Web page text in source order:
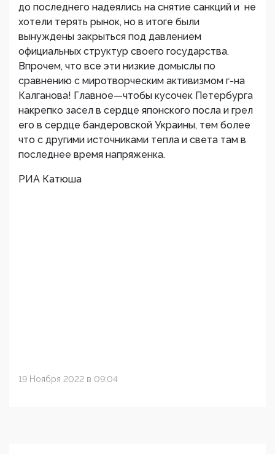
до последнего надеялись на снятие санкций и не
хотели терять рынок, но в итоге были
вынуждены закрыться под давлением
официальных структур своего государства.
Впрочем, что все эти низкие домыслы по
сравнению с миротворческим активизмом г-на
Калганова! Главное—чтобы кусочек Петербурга
накрепко засел в сердце японского посла и грел
его в сердце бандеровской Украины, тем более
что с другими источниками тепла и света там в
последнее время напряженка.
РИА Катюша
19 Ноября 2022 в 09:04